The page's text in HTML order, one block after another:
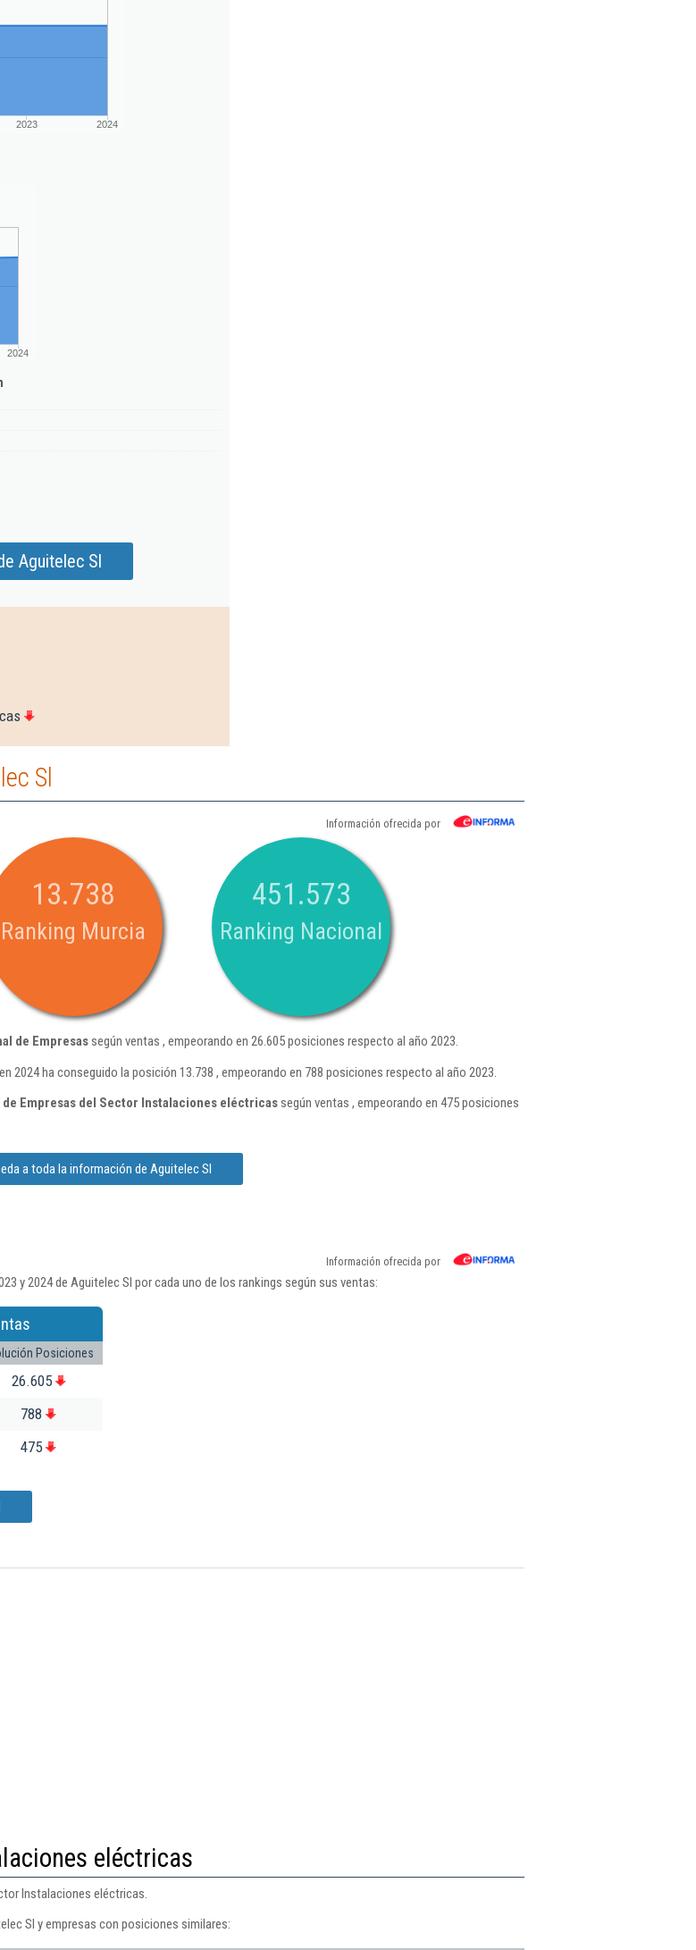
2023 2024
2024
Aguitelec Sl
Sl
Información ofrecida por
13.738
Ranking Murcia
451.573
Ranking Nacional
de Empresassegún ventas , empeorando en 26.605 posiciones respecto al año 2023.
2024 ha conseguido la posición 13.738 , empeorando en 788 posiciones respecto al año 2023.
de Empresas del Sector Instalaciones eléctricassegún ventas , empeorando en 475 posiciones
a toda la información de Aguitelec Sl
Información ofrecida por
y 2024 de Aguitelec Sl por cada uno de los rankings según sus ventas:
Posiciones
26.605
788
475
eléctricas
Instalaciones eléctricas.
Sl y empresas con posiciones similares: